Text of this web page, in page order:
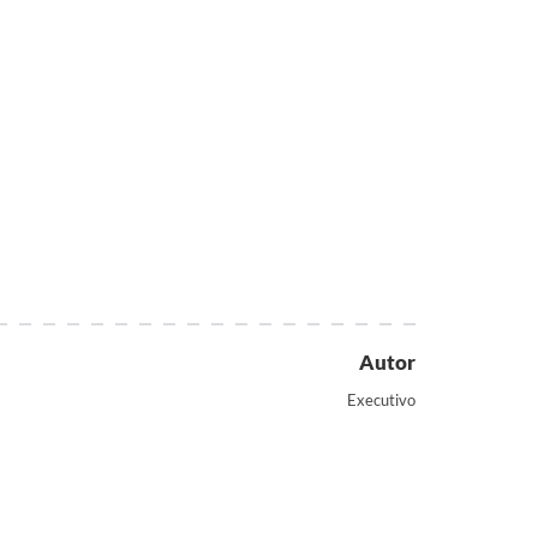
Autor
Executivo